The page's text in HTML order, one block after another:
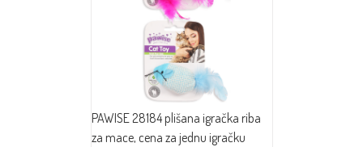
PAWISE 28184 plišana igračka riba
za mace, cena za jednu igračku